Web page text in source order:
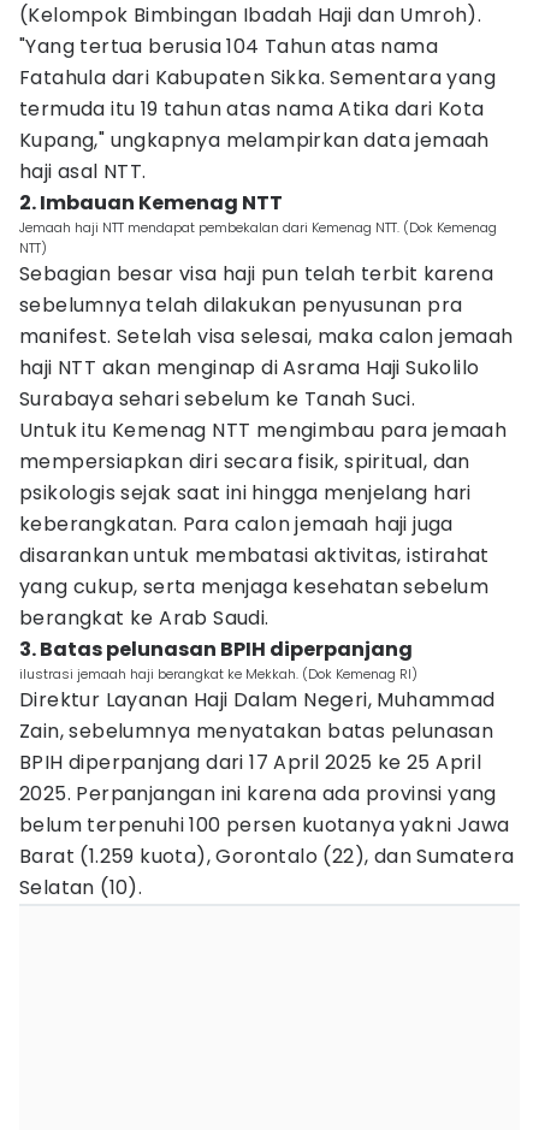
(Kelompok Bimbingan Ibadah Haji dan Umroh).
"Yang tertua berusia 104 Tahun atas nama
Fatahula dari Kabupaten Sikka. Sementara yang
termuda itu 19 tahun atas nama Atika dari Kota
Kupang," ungkapnya melampirkan data jemaah
haji asal NTT.
2. Imbauan Kemenag NTT
Jemaah haji NTT mendapat pembekalan dari Kemenag NTT. (Dok Kemenag
NTT)
Sebagian besar visa haji pun telah terbit karena
sebelumnya telah dilakukan penyusunan pra
manifest. Setelah visa selesai, maka calon jemaah
haji NTT akan menginap di Asrama Haji Sukolilo
Surabaya sehari sebelum ke Tanah Suci.
Untuk itu Kemenag NTT mengimbau para jemaah
mempersiapkan diri secara fisik, spiritual, dan
psikologis sejak saat ini hingga menjelang hari
keberangkatan. Para calon jemaah haji juga
disarankan untuk membatasi aktivitas, istirahat
yang cukup, serta menjaga kesehatan sebelum
berangkat ke Arab Saudi.
3. Batas pelunasan BPIH diperpanjang
ilustrasi jemaah haji berangkat ke Mekkah. (Dok Kemenag RI)
Direktur Layanan Haji Dalam Negeri, Muhammad
Zain, sebelumnya menyatakan batas pelunasan
BPIH diperpanjang dari 17 April 2025 ke 25 April
2025. Perpanjangan ini karena ada provinsi yang
belum terpenuhi 100 persen kuotanya yakni Jawa
Barat (1.259 kuota), Gorontalo (22), dan Sumatera
Selatan (10).